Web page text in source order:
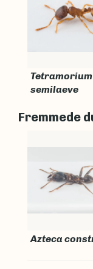
Tetramorium
semilaeve
Fremmede
Azteca